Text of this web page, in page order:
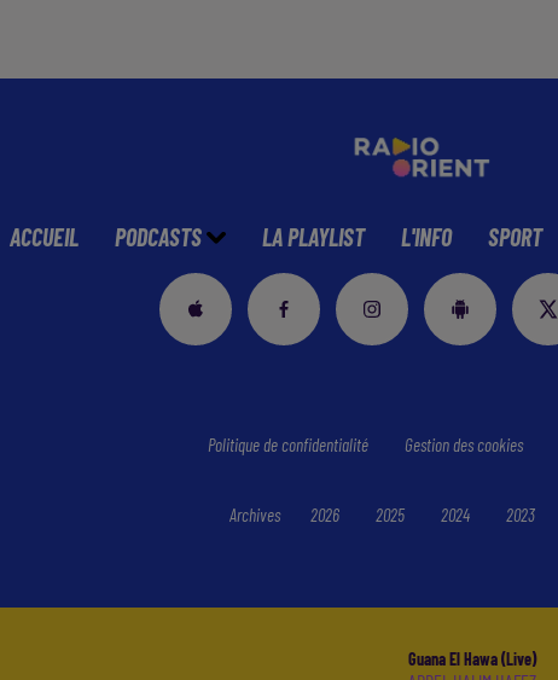
ACCUEIL PODCASTS LA PLAYLIST L'INFO SPORT
Guana El Hawa (live)
Politique de confidentialité Gestion des cookies
Archives 2026 2025 2024 2023